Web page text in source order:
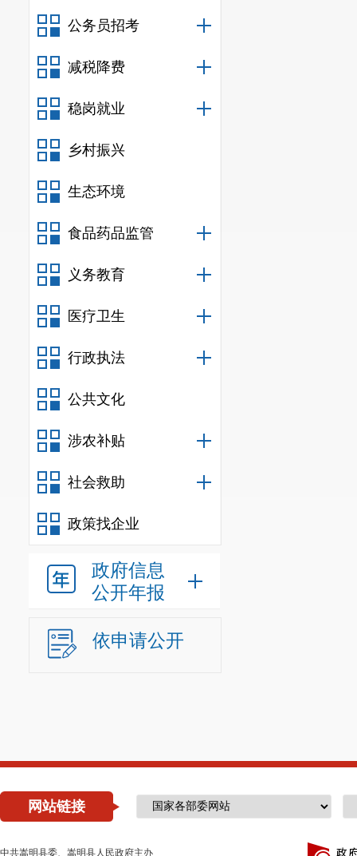
公务员招考
减税降费
稳岗就业
乡村振兴
生态环境
食品药品监管
义务教育
医疗卫生
行政执法
公共文化
涉农补贴
社会救助
政策找企业
政府信息
公开年报
依申请公开
网站链接
中共嵩明县委、嵩明县人民政府主办